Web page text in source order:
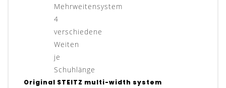
Original STEITZ multi-width system